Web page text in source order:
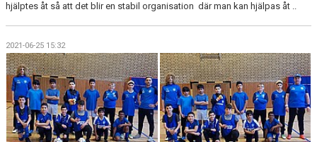
hjälptes åt så att det blir en stabil organisation där man kan hjälpas åt ..
2021-06-25 15:32